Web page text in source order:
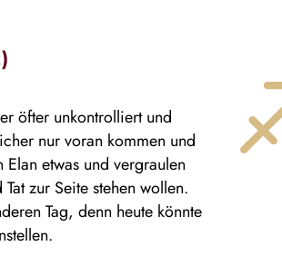
öfter unkontrolliert und
nur voran kommen und
etwas und vergraulen
zur Seite stehen wollen.
Tag, denn heute könnte